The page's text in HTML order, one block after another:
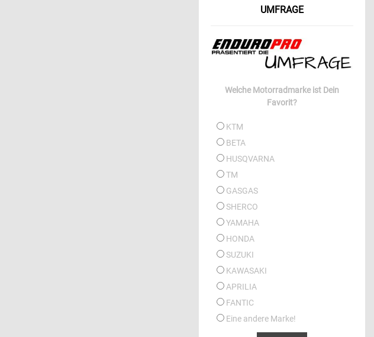
UMFRAGE
Welche Motorradmarke ist Dein
Favorit?
KTM
BETA
HUSQVARNA
TM
GASGAS
SHERCO
YAMAHA
HONDA
SUZUKI
KAWASAKI
APRILIA
FANTIC
Eine andere Marke!